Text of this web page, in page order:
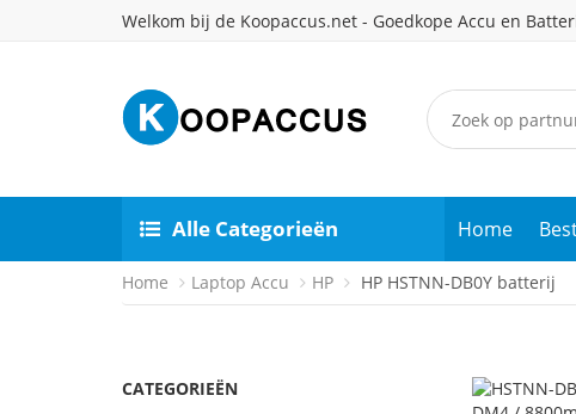
Welkom bij de Koopaccus.net - Goedkope Accu en
Alle Categorieën Home
Home Laptop Accu HP HP HSTNN-DB0Y batterij
CATEGORIEËN